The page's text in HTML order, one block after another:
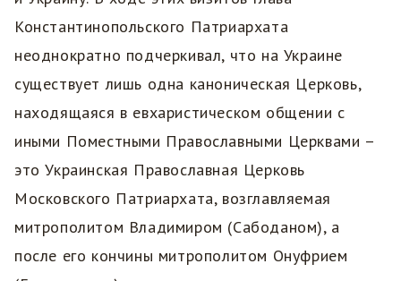
Константинопольского Патриархата
неоднократно подчеркивал, что на Украине
существует лишь одна каноническая Церковь,
находящаяся в евхаристическом общении с
иными Поместными Православными Церквами –
это Украинская Православная Церковь
Московского Патриархата, возглавляемая
митрополитом Владимиром (Сабоданом), а
после его кончины митрополитом Онуфрием